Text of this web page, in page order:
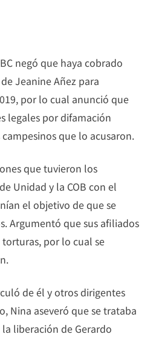
negó que haya cobrado
Jeanine Añez para
por lo cual anunció que
legales por difamación
que lo acusaron.
que tuvieron los
Unidad y la COB con el
el objetivo de que se
Argumentó que sus afiliados
por lo cual se
de él y otros dirigentes
Nina aseveró que se trataba
liberación de Gerardo